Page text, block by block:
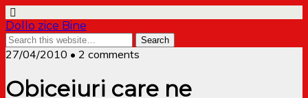
Dollo zice Bine
27/04/2010 • 2 comments
Obiceiuri care ne